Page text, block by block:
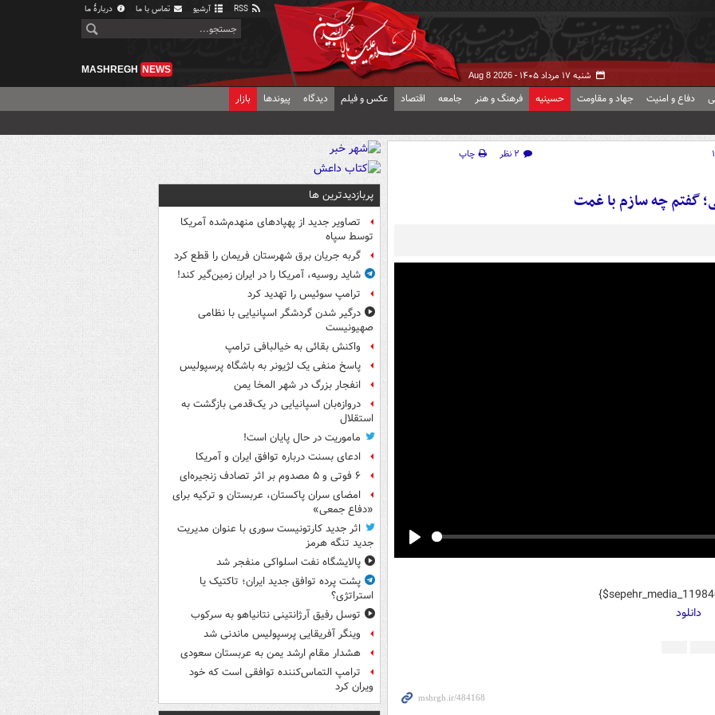
آرشیو تماس با ما دربارهٔ ما
شنبه ۱۷ مرداد ۱۴۰۵ - Aug 8 2026
MASHREGH NEWS
دفاع و امنیت جهاد و مقاومت حسینیه فرهنگ و هنر جامعه اقتصاد عکس و فیلم دیدگاه پیوندها بازار
۲ نظر
چاپ
گفتم چه سازم با غمت
دانلود
پربازدیدترین ها
تصاویر جدید از پهپادهای منهدم‌شده آمریکا
توسط سپاه
گربه جریان برق شهرستان فریمان را قطع کرد
شاید روسیه، آمریکا را در ایران زمین‌گیر کند!
ترامپ سوئیس را تهدید کرد
درگیر شدن گردشگر اسپانیایی با نظامی
صهیونیست
واکنش بقائی به خیالبافی ترامپ
پاسخ منفی یک لژیونر به باشگاه پرسپولیس
انفجار بزرگ در شهر المخا یمن
دروازه‌بان اسپانیایی در یک‌قدمی بازگشت به
استقلال
ماموریت در حال پایان است!
ادعای بسنت درباره توافق ایران و آمریکا
۶ فوتی و ۵ مصدوم بر اثر تصادف زنجیره‌ای
امضای سران پاکستان، عربستان و ترکیه برای
«دفاع جمعی»
اثر جدید کارتونیست سوری با عنوان مدیریت
جدید تنگه هرمز
پالایشگاه نفت اسلواکی منفجر شد
پشت پرده توافق جدید ایران؛ تاکتیک یا
استراتژی؟
توسل رفیق آرژانتینی نتانیاهو به سرکوب
وینگر آفریقایی پرسپولیس ماندنی شد
هشدار مقام ارشد یمن به عربستان سعودی
ترامپ التماس‌کننده توافقی است که خود
ویران کرد